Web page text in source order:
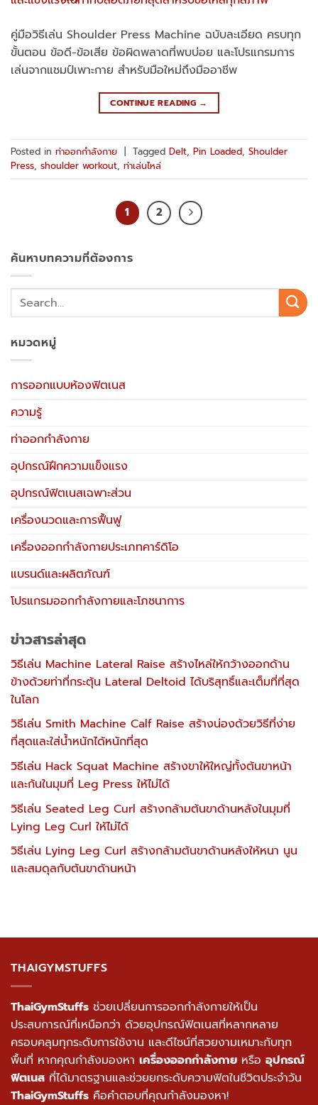
คู่มือวิธีเล่น Shoulder Press Machine ฉบับละเอียด ครบทุก
ขั้นตอน ข้อดี-ข้อเสีย ข้อผิดพลาดที่พบบ่อย และโปรแกรมการ
เล่นจากแชมป์เพาะกาย สำหรับมือใหม่ถึงมืออาชีพ
CONTINUE READING →
Posted in ท่าออกกำลังกาย | Tagged Delt, Pin Loaded, Shoulder
Press, shoulder workout, ท่าเล่นไหล่
1 2
ค้นหาบทความที่ต้องการ
หมวดหมู่
การออกแบบห้องฟิตเนส
ความรู้
ท่าออกกำลังกาย
อุปกรณ์ฝึกความแข็งแรง
อุปกรณ์ฟิตเนสเฉพาะส่วน
เครื่องนวดและการฟื้นฟู
เครื่องออกกำลังกายประเภทคาร์ดิโอ
แบรนด์และผลิตภัณฑ์
โปรแกรมออกกำลังกายและโภชนาการ
ข่าวสารล่าสุด
วิธีเล่น Machine Lateral Raise สร้างไหล่ให้กว้างออกด้าน
ข้างด้วยท่าที่กระตุ้น Lateral Deltoid ได้บริสุทธิ์และเต็มที่ที่สุด
ในโลก
วิธีเล่น Smith Machine Calf Raise สร้างน่องด้วยวิธีที่ง่าย
ที่สุดและใส่น้ำหนักได้หนักที่สุด
วิธีเล่น Hack Squat Machine สร้างขาให้ใหญ่ทั้งต้นขาหน้า
และก้นในมุมที่ Leg Press ให้ไม่ได้
วิธีเล่น Seated Leg Curl สร้างกล้ามต้นขาด้านหลังในมุมที่
Lying Leg Curl ให้ไม่ได้
วิธีเล่น Lying Leg Curl สร้างกล้ามต้นขาด้านหลังให้หนา นูน
และสมดุลกับต้นขาด้านหน้า
THAIGYMSTUFFS
ThaiGymStuffs ช่วยเปลี่ยนการออกกำลังกายให้เป็น
ประสบการณ์ที่เหนือกว่า ด้วยอุปกรณ์ฟิตเนสที่หลากหลาย
ครอบคลุมทุกระดับการใช้งาน และดีไซน์ที่สวยงามเหมาะกับทุก
พื้นที่ หากคุณกำลังมองหา เครื่องออกกำลังกาย หรือ อุปกรณ์
ฟิตเนส ที่ได้มาตรฐานและช่วยยกระดับความฟิตในชีวิตประจำวัน
ThaiGymStuffs คือคำตอบที่คุณกำลังมองหา!